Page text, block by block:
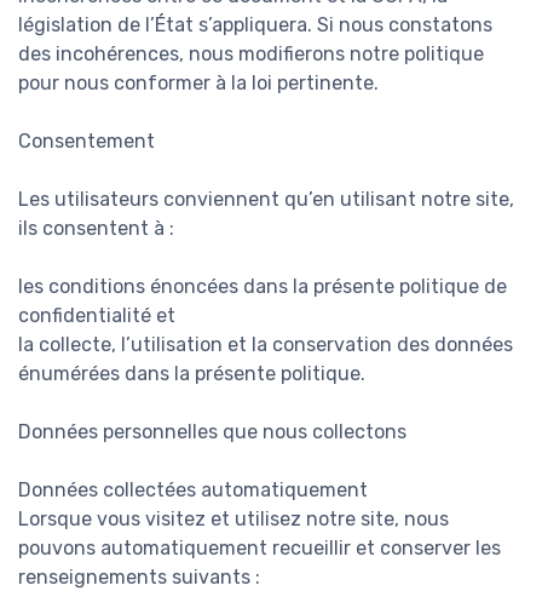
législation de l’État s’appliquera. Si nous constatons
des incohérences, nous modifierons notre politique
pour nous conformer à la loi pertinente.
Consentement
Les utilisateurs conviennent qu’en utilisant notre site,
ils consentent à :
les conditions énoncées dans la présente politique de
confidentialité et
la collecte, l’utilisation et la conservation des données
énumérées dans la présente politique.
Données personnelles que nous collectons
Données collectées automatiquement
Lorsque vous visitez et utilisez notre site, nous
pouvons automatiquement recueillir et conserver les
renseignements suivants :